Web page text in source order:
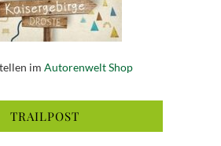
im Autorenwelt Shop
TRAILPOST